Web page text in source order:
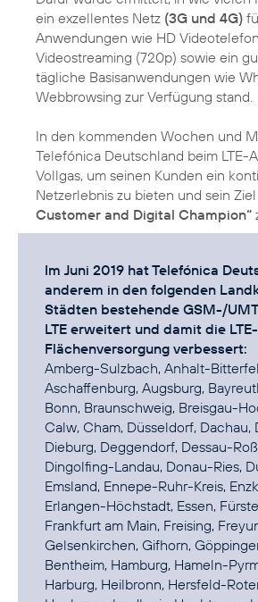
ein exzellentes Netz (3G und 4G)
Anwendungen wie HD
Videostreaming (720p) sowie ein
tägliche Basisanwendungen wie
Webbrowsing zur Verfügung stand.
In den kommenden Wochen und
Telefónica Deutschland beim LTE-
Vollgas, um seinen Kunden ein
Netzerlebnis zu bieten und sein
Customer and Digital Champion“
Im Juni 2019 hat Telefónica
anderem in den folgenden
Städten bestehende GSM-/
LTE erweitert und damit die LTE-
Flächenversorgung verbessert:
Amberg-Sulzbach, Anhalt-
Aschaffenburg, Augsburg,
Bonn, Braunschweig, Breisgau-
Calw, Cham, Düsseldorf, Dachau,
Dieburg, Deggendorf, Dessau-
Dingolfing-Landau, Donau-Ries,
Emsland, Ennepe-Ruhr-Kreis,
Erlangen-Höchstadt, Essen,
Frankfurt am Main, Freising,
Gelsenkirchen, Gifhorn,
Bentheim, Hamburg, Hameln-
Harburg, Heilbronn, Hersfeld-